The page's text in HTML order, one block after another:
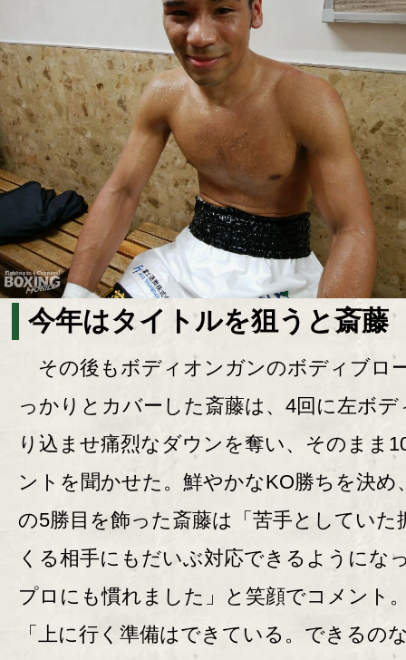
今年はタイトルを狙うと斎藤
その後もボディオンガンのボディブロ
っかりとカバーした斎藤は、4回に左ボデ
り込ませ痛烈なダウンを奪い、そのまま
ントを聞かせた。鮮やかなKO勝ちを決め
の5勝目を飾った斎藤は「苦手としていた
くる相手にもだいぶ対応できるようにな
プロにも慣れました」と笑顔でコメント
「上に行く準備はできている。できるの